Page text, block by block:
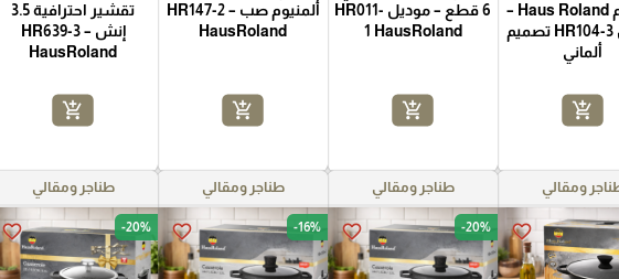
20 سم Haus Roland –
موديل HR104-3 تصميم
ألماني
add_shopping_cart
6 قطع – موديل HR011-
1 HausRoland
add_shopping_cart
ألمنيوم صب – HR147-2
HausRoland
add_shopping_cart
تقشير احترافية 3.5
إنش – HR639-3
HausRoland
add_shopping_cart
ومقالي
favorite_border
طناجر ومقالي
favorite_border -20%
طناجر ومقالي
favorite_border -16%
طناجر ومقالي
favorite_border -20%